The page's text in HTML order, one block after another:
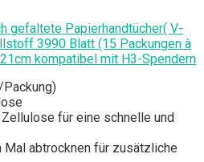
gefaltete Papierhandtücher( V-
3990 Blatt (15 Packungen à
kompatibel mit H3-Spendern
für eine schnelle und
Mal abtrocknen für zusätzliche